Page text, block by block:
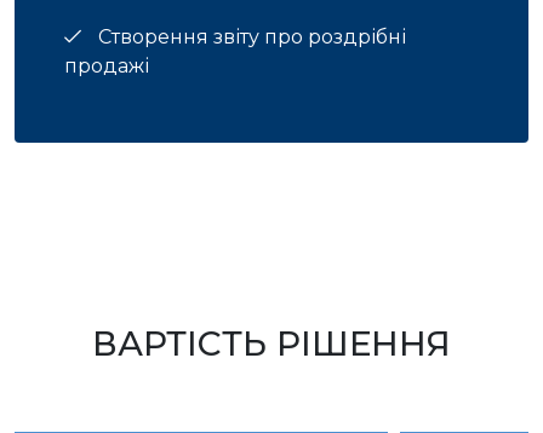
Створення звіту про роздрібні
продажі
ВАРТІСТЬ РІШЕННЯ